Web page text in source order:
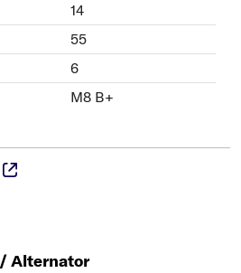
14
55
6
M8 B+
/ Alternator